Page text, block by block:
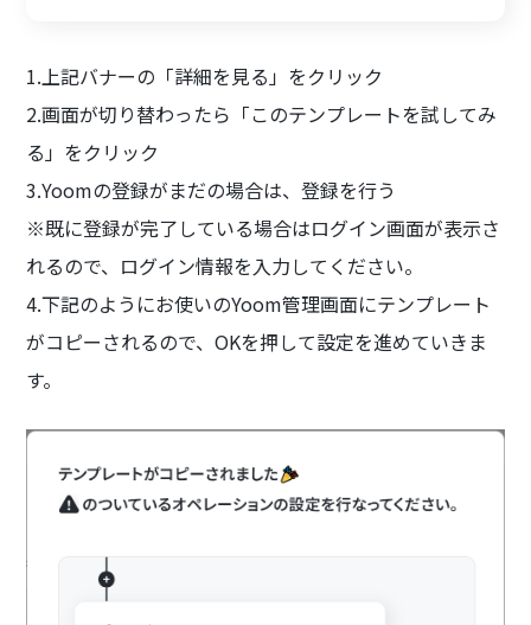
1.上記バナーの「詳細を見る」をクリック
2.画面が切り替わったら「このテンプレートを試してみ
る」をクリック
3.Yoomの登録がまだの場合は、登録を行う
※既に登録が完了している場合はログイン画面が表示さ
れるので、ログイン情報を入力してください。
4.下記のようにお使いのYoom管理画面にテンプレート
がコピーされるので、OKを押して設定を進めていきま
す。